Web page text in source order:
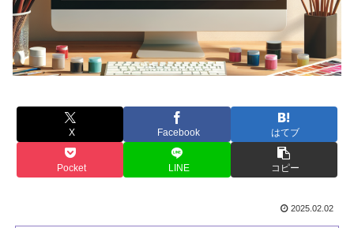
X Facebook はてブ
Pocket LINE コピー
2025.02.02